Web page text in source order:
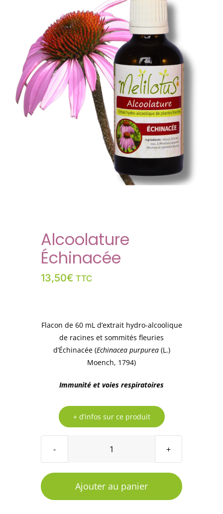
Santé & Bien-Être
Ateliers & Formations
Nous trouver
Alcoolature
Échinacée
13,50€ TTC
Flacon de 60 mL d’extrait hydro-alcoolique
de racines et sommités fleuries
d’Échinacée (Echinacea purpurea(L.)
Moench, 1794)
Immunité et voies respiratoires
+ d’infos sur ce produit
quantité
Alcoolature
Échinacée
Ajouter au panier